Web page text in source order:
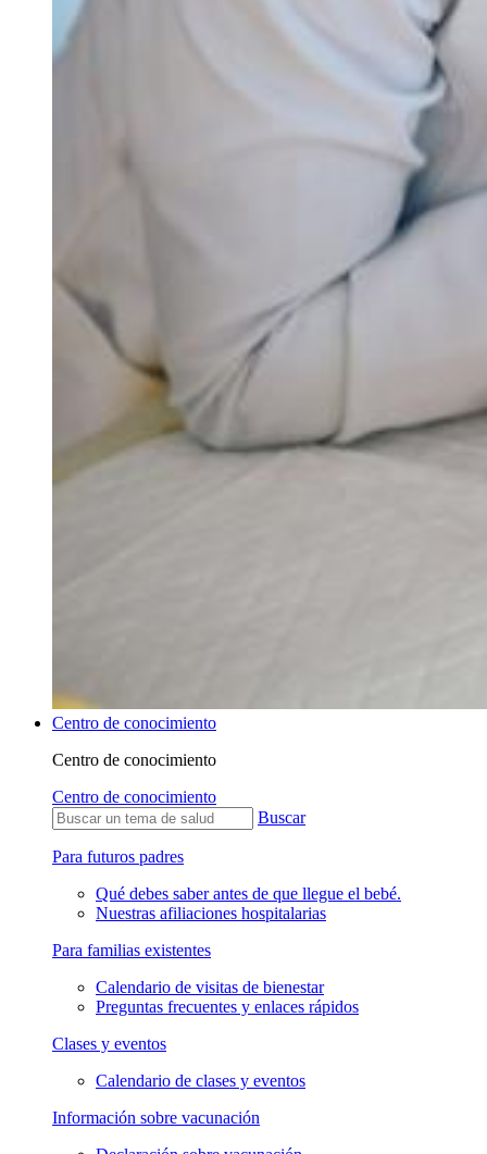
Centro de conocimiento
Centro de conocimiento
Centro de conocimiento
Buscar
Para futuros padres
Qué debes saber antes de que llegue el bebé.
Nuestras afiliaciones hospitalarias
Para familias existentes
Calendario de visitas de bienestar
Preguntas frecuentes y enlaces rápidos
Clases y eventos
Calendario de clases y eventos
Información sobre vacunación